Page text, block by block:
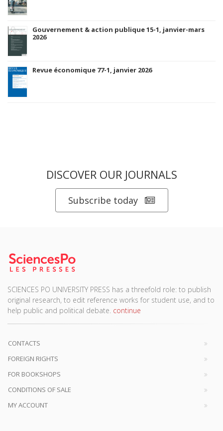
Gouvernement & action publique 15-1, janvier-mars
2026
Revue économique 77-1, janvier 2026
DISCOVER OUR JOURNALS
Subscribe today
SCIENCES PO UNIVERSITY PRESS has a threefold role: to publish
original research, to edit reference works for student use, and to
help public and political debate. continue
CONTACTS
FOREIGN RIGHTS
FOR BOOKSHOPS
CONDITIONS OF SALE
MY ACCOUNT